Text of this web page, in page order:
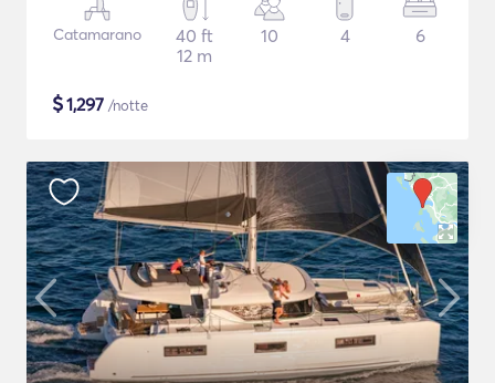
Catamarano
40 ft
12 m
10 4 6
$1,297 /notte